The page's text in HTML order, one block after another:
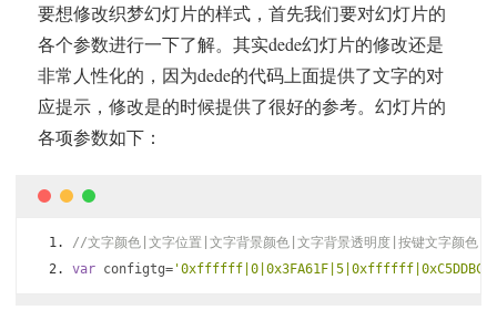
要想修改织梦幻灯片的样式，首先我们要对幻灯片的
各个参数进行一下了解。其实dede幻灯片的修改还是
非常人性化的，因为dede的代码上面提供了文字的对
应提示，修改是的时候提供了很好的参考。幻灯片的
各项参数如下：
//文字颜色|文字位置|文字背景颜色|文字背景透明度|按键文字颜色|
var configtg=